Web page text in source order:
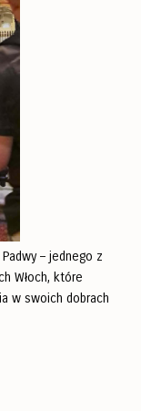
– jednego z
Włoch, które
w swoich dobrach